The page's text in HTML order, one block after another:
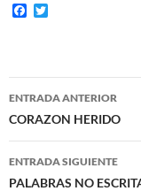
F
o
o
e
r
Navegación
de
entradas
ENTRADA ANTERIOR
CORAZON HERIDO
ENTRADA SIGUIENTE
PALABRAS NO